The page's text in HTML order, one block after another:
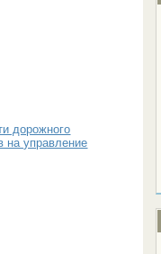
дорожного
на управление